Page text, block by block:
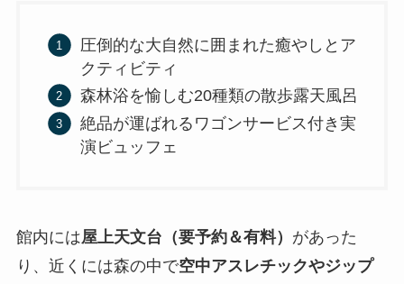
圧倒的な大自然に囲まれた癒やしとア
クティビティ
森林浴を愉しむ20種類の散歩露天風呂
絶品が運ばれるワゴンサービス付き実
演ビュッフェ
館内には屋上天文台（要予約＆有料） があった
り、近くには森の中で空中アスレチックやジップ